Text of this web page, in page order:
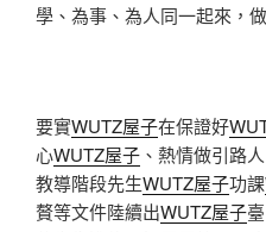
學、為事、為人同一起來，
要實WUTZ屋子在保證好
心WUTZ屋子 、熱情做引路
教導階段先生WUTZ屋子功課
贅等文件陸續出WUTZ屋子